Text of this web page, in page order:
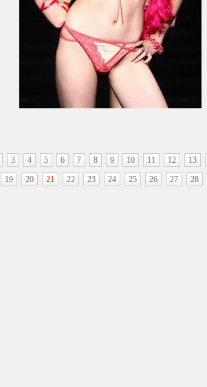
3 4 5 6 7 8 9 10 11 12
13
19 20 21 22 23 24 25 26 27 28